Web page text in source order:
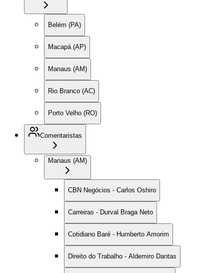
Belém (PA)
Macapá (AP)
Manaus (AM)
Rio Branco (AC)
Porto Velho (RO)
Comentaristas
Manaus (AM)
CBN Negócios - Carlos Oshiro
Carreiras - Durval Braga Neto
Cotidiano Baré - Humberto Amorim
Direito do Trabalho - Aldemiro Dantas